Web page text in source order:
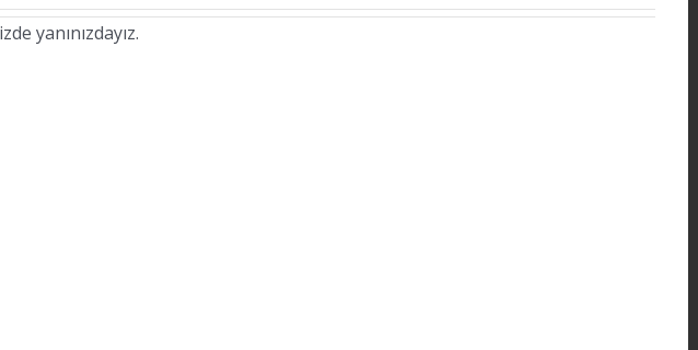
yanınızdayız.